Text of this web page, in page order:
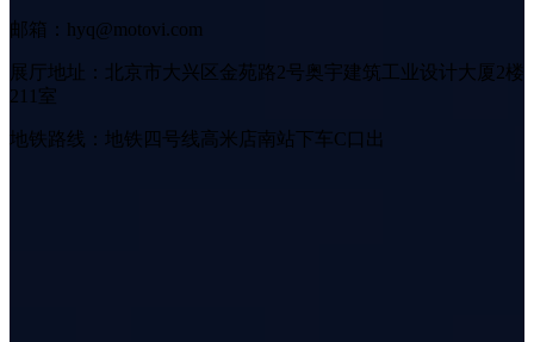
邮箱：hyq@motovi.com
展厅地址：北京市大兴区金苑路2号奥宇建筑工业设计大厦2楼
211室
地铁路线：地铁四号线高米店南站下车C口出